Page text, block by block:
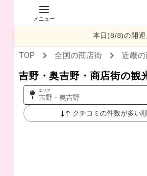
メニュー
本日(8/8)の開運
TOP 全国の商店街 近畿の
吉野・奥吉野・商店街の観
エリア
吉野・奥吉野
クチコミの件数が多い